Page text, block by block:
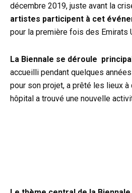
décembre 2019, juste avant la
artistes participent à cet
pour la première fois des Emirats
La Biennale se déroule
accueilli pendant quelques
pour son projet, a prêté les lieux
hôpital a trouvé une nouvelle